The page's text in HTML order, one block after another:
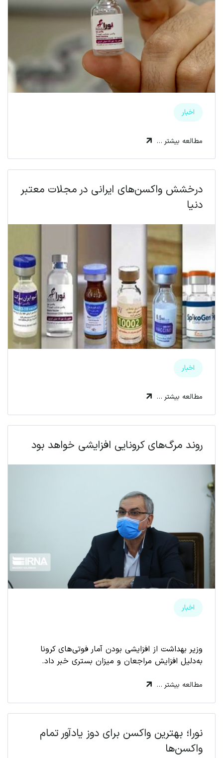
اخبار
مطالعه بیشتر …
درخشش واکسن‌های ایرانی در مجلات معتبر
دنیا
اخبار
مطالعه بیشتر …
روند مرگ‌های کرونایی افزایشی خواهد بود
اخبار
وزیر بهداشت از افزایشی بودن آمار فوتی‌های کرونا
به‌دلیل افزایش مراجعان و میزان بستری خبر داد.
مطالعه بیشتر …
نورا؛ بهترین واکسن برای دوز یادآور تمام
واکسن‌ها